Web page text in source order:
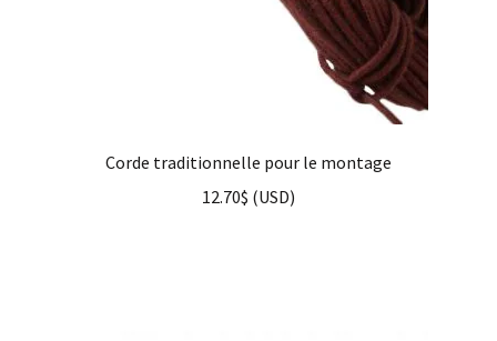
Corde traditionnelle pour le montage
12.70$ (USD)